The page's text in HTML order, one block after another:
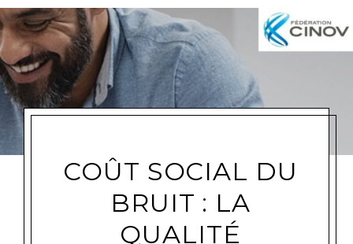
Batimedialive
COÛT SOCIAL DU
BRUIT : LA
QUALITÉ